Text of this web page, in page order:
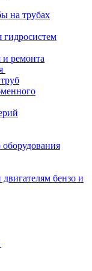
на трубах
и ремонта
оборудования
бензо и